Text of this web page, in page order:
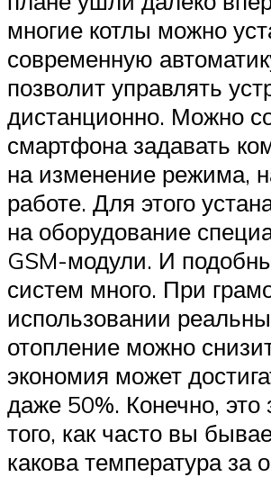
многие котлы можно
современную
позволит управлять
дистанционно. Можно
смартфона задавать
на изменение режима,
работе. Для этого
на оборудование
GSM-модули. И
систем много. При
использовании
отопление можно
экономия может
даже 50%. Конечно, это
того, как часто вы
какова температура за